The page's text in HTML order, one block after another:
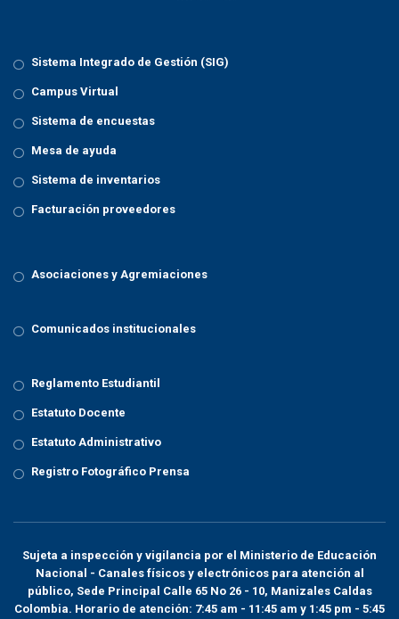
Sistema Integrado de Gestión (SIG)
Campus Virtual
Sistema de encuestas
Mesa de ayuda
Sistema de inventarios
Facturación proveedores
Asociaciones y Agremiaciones
Comunicados institucionales
Reglamento Estudiantil
Estatuto Docente
Estatuto Administrativo
Registro Fotográfico Prensa
Sujeta a inspección y vigilancia por el Ministerio de Educación
Nacional - Canales físicos y electrónicos para atención al
público, Sede Principal Calle 65 No 26 - 10, Manizales Caldas
Colombia. Horario de atención: 7:45 am - 11:45 am y 1:45 pm - 5:45